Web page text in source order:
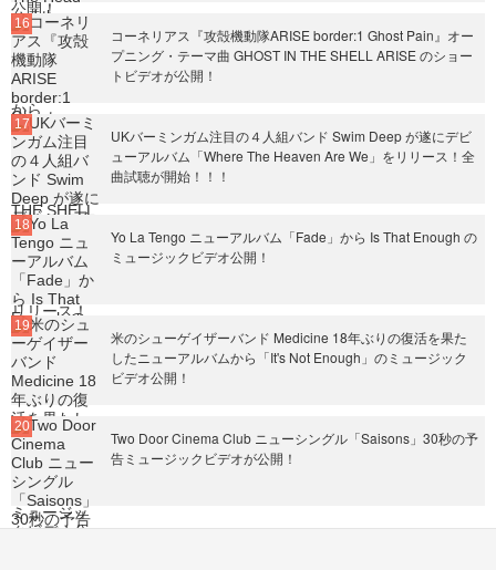
コーネリアス『攻殻機動隊ARISE border:1 Ghost Pain』オー
プニング・テーマ曲 GHOST IN THE SHELL ARISE のショー
トビデオが公開！
UKバーミンガム注目の４人組バンド Swim Deep が遂にデビ
ューアルバム「Where The Heaven Are We」をリリース！全
曲試聴が開始！！！
Yo La Tengo ニューアルバム「Fade」から Is That Enough の
ミュージックビデオ公開！
米のシューゲイザーバンド Medicine 18年ぶりの復活を果た
したニューアルバムから「It's Not Enough」のミュージック
ビデオ公開！
Two Door Cinema Club ニューシングル「Saisons」30秒の予
告ミュージックビデオが公開！